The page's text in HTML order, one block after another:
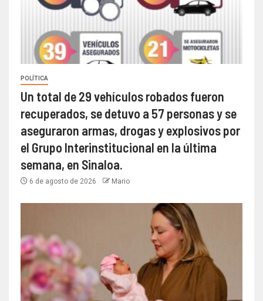
POLÍTICA
Un total de 29 vehículos robados fueron
recuperados, se detuvo a 57 personas y se
aseguraron armas, drogas y explosivos por
el Grupo Interinstitucional en la última
semana, en Sinaloa.
6 de agosto de 2026 Mario